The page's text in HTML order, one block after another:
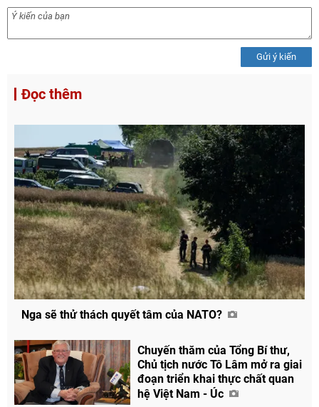
Gửi ý kiến
Đọc thêm
Nga sẽ thử thách quyết tâm của NATO?
Chuyến thăm của Tổng Bí thư,
Chủ tịch nước Tô Lâm mở ra giai
đoạn triển khai thực chất quan
hệ Việt Nam - Úc